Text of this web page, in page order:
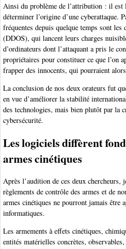
Ainsi du problème de l’attribution : il est
déterminer l’origine d’une cyberattaque.
fréquentes depuis quelque temps sont les
(DDOS), qui lancent leurs charges
d’ordinateurs dont l’attaquant a pris le
propriétaires pour constituer ce que l’on
frapper des innocents, qui pourraient
La conclusion de nos deux orateurs fut
en vue d’améliorer la stabilité
des technologies, mais bien plutôt par la
cybersécurité.
Les logiciels diffèrent
armes cinétiques
Après l’audition de ces deux chercheurs,
règlements de contrôle des armes et de
armes cinétiques ne pourront jamais être
informatiques.
Les armements à effets cinétiques,
entités matérielles concrètes,